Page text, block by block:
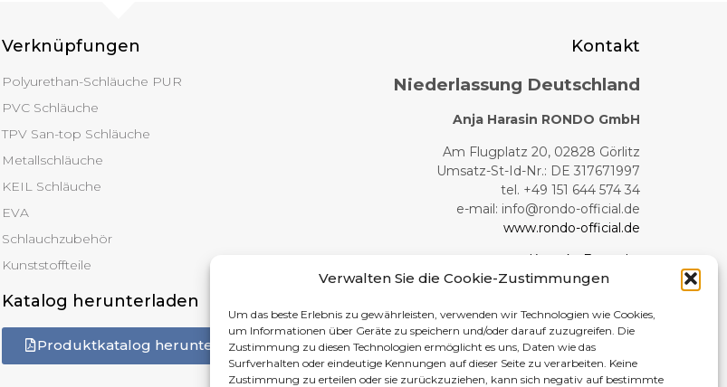
Verwalten Sie die Cookie-Zustimmungen
Um das beste Erlebnis zu gewährleisten, verwenden wir Technologien wie Cookies,
um Informationen über Geräte zu speichern und/oder darauf zuzugreifen. Die
Zustimmung zu diesen Technologien ermöglicht es uns, Daten wie das
Surfverhalten oder eindeutige Kennungen auf dieser Seite zu verarbeiten. Keine
Zustimmung zu erteilen oder sie zurückzuziehen, kann sich negativ auf bestimmte
Verknüpfungen
Polyurethan-Schläuche PUR
PVC Schläuche
TPV San-top Schläuche
Metallschläuche
KEIL Schläuche
EVA
Schlauchzubehör
Kunststoffteile
Katalog herunterladen
Produktkatalog herunterladen
Kontakt
Niederlassung Deutschland
Anja Harasin RONDO GmbH
Am Flugplatz 20, 02828 Görlitz
Umsatz-St-Id-Nr.: DE 317671997
tel. +49 151 644 574 34
e-mail: info@rondo-official.de
www.rondo-official.de
Kontakt Formular
RONDO
Boya Żeleńskiego 108
40‑750 Katowice, Polen